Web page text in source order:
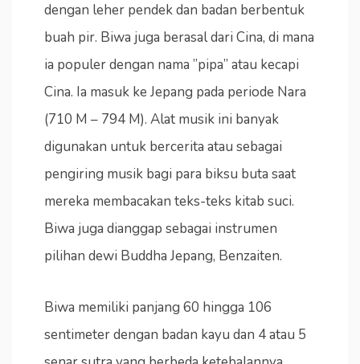
dengan leher pendek dan badan berbentuk
buah pir. Biwa juga berasal dari Cina, di mana
ia populer dengan nama ”pipa” atau kecapi
Cina. Ia masuk ke Jepang pada periode Nara
(710 M – 794 M). Alat musik ini banyak
digunakan untuk bercerita atau sebagai
pengiring musik bagi para biksu buta saat
mereka membacakan teks-teks kitab suci.
Biwa juga dianggap sebagai instrumen
pilihan dewi Buddha Jepang, Benzaiten.
Biwa memiliki panjang 60 hingga 106
sentimeter dengan badan kayu dan 4 atau 5